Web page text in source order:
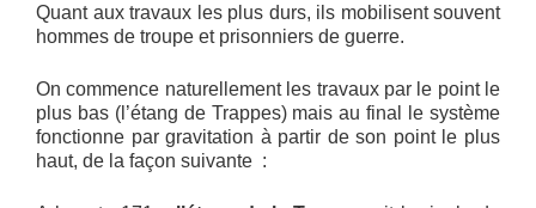
Quant aux travaux les plus durs, ils mobilisent souvent
hommes de troupe et prisonniers de guerre.
On commence naturellement les travaux par le point le
plus bas (l’étang de Trappes) mais au final le système
fonctionne par gravitation à partir de son point le plus
haut, de la façon suivante :